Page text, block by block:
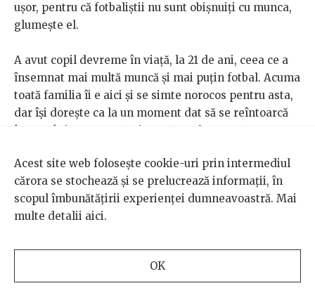
ușor, pentru că fotbaliștii nu sunt obișnuiți cu munca,
glumește el.
A avut copil devreme în viață, la 21 de ani, ceea ce a
însemnat mai multă muncă și mai puțin fotbal. Acuma
toată familia îi e aici și se simte norocos pentru asta,
dar își dorește ca la un moment dat să se reîntoarcă
doar dintre cei care beau multă bere, ci și familii,
copii. Asta ar încuraja echipa și ar fi o ocazie de
socializare pentru comunitatea românească.
Deocamdată se strâng vreo 20 de suporteri pe meci,
concluzia că românii din Londra sunt atât de
concentrați pe muncă, încât mai uită sau nu au timp și
Acest site web folosește cookie-uri prin intermediul
cărora se stochează și se prelucrează informații, în
scopul îmbunătățirii experienței dumneavoastră. Mai
multe detalii aici.
OK